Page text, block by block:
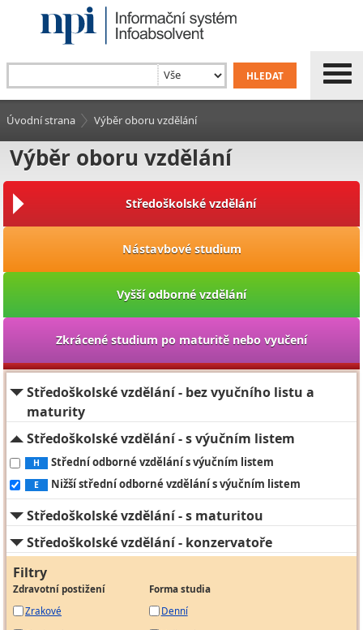
Úvodní strana Výběr oboru vzdělání
Výběr oboru vzdělání
Středoškolské vzdělání
Nástavbové studium
Vyšší odborné vzdělání
Zkrácené studium po maturitě nebo vyučení
Středoškolské vzdělání - bez vyučního listu a
maturity
Středoškolské vzdělání - s výučním listem
H Střední odborné vzdělání s výučním listem
E Nižší střední odborné vzdělání s výučním listem
Středoškolské vzdělání - s maturitou
Středoškolské vzdělání - konzervatoře
Filtry
Zdravotní postižení
Zrakové
Forma studia
Denní